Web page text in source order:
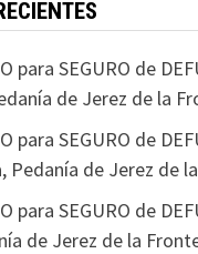
para SEGURO de
de Jerez de la
para SEGURO de
Pedanía de Jerez de
para SEGURO de
de Jerez de la